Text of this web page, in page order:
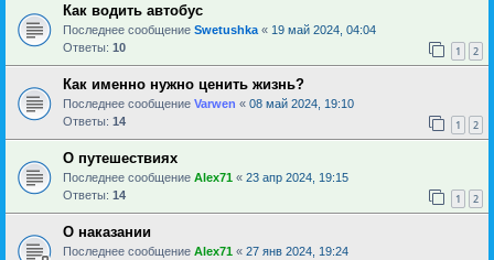
Как водить автобус
Последнее сообщение Swetushka « 19 май 2024, 04:04
Ответы: 10 1 2
Как именно нужно ценить жизнь?
Последнее сообщение Varwen « 08 май 2024, 19:10
Ответы: 14 1 2
О путешествиях
Последнее сообщение Alex71 « 23 апр 2024, 19:15
Ответы: 14 1 2
О наказании
Последнее сообщение Alex71 « 27 янв 2024, 19:24